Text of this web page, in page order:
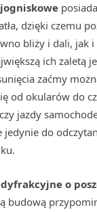
dzięki czemu
bliży i dali, jak i
ich zaletą
zaćmy
od okularów do
jazdy
jedynie do
o
budową